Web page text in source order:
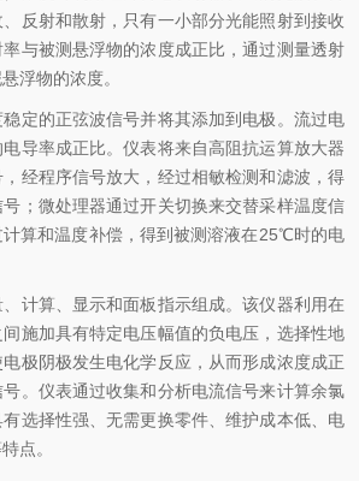
反射和散射，只有一小部分光能照射到接收
与被测悬浮物的浓度成正比，通过测量透射
浮物的浓度。
定的正弦波信号并将其添加到电极。流过电
导率成正比。仪表将来自高阻抗运算放大器
经程序信号放大，经过相敏检测和滤波，得
；微处理器通过开关切换来交替采样温度信
算和温度补偿，得到被测溶液在25℃时的电
计算、显示和面板指示组成。该仪器利用在
施加具有特定电压幅值的负电压，选择性地
极阴极发生电化学反应，从而形成浓度成正
。仪表通过收集和分析电流信号来计算余氯
选择性强、无需更换零件、维护成本低、电
点。